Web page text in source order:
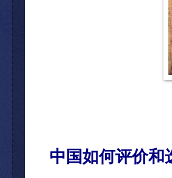
中国如何评价和